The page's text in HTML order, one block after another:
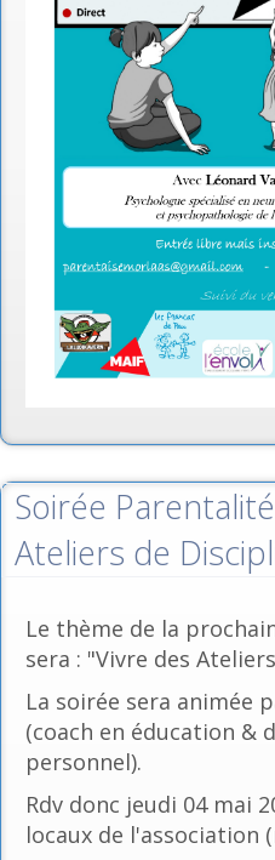
Soirée
Ateliers de
Le thème de la
sera : "Vivre des
La soirée sera animée
(coach en éducation &
personnel).
Rdv donc jeudi 04 mai
locaux de l'association